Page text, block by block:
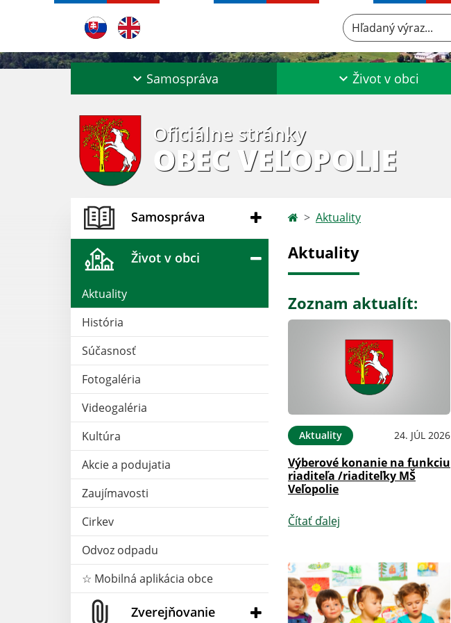
Hľadaný výraz...
Samospráva Život v obci
Oficiálne stránky
OBEC VEĽOPOLIE
Samospráva
Život v obci
Aktuality
História
Súčasnosť
Fotogaléria
Videogaléria
Kultúra
Akcie a podujatia
Zaujímavosti
Cirkev
Odvoz odpadu
☆ Mobilná aplikácia obce
Zverejňovanie
Aktuality
Aktuality
Zoznam aktualít:
Aktuality 24. JÚL 2026
Výberové konanie na funkciu
riaditeľa /riaditeľky MŠ
Veľopolie
Čítať ďalej